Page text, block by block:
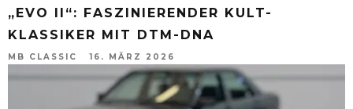
„EVO II“: FASZINIERENDER KULT-
KLASSIKER MIT DTM-DNA
MB CLASSIC 16. MÄRZ 2026